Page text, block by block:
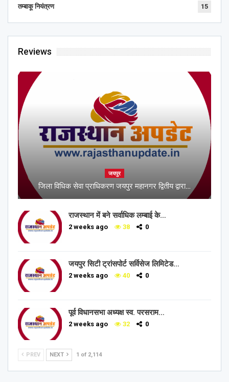
तम्बाकू नियंत्रण 15
Reviews
जयपुर
जिला विधिक सेवा प्राधिकरण जयपुर महानगर द्वितीय द्वारा…
राजस्थान में बने सर्वाधिक लम्बाई के…
2 weeks ago 38 0
जयपुर सिटी ट्रांसपोर्ट सर्विसेज लिमिटेड…
2 weeks ago 40 0
पूर्व विधानसभा अध्यक्ष स्व. परसराम…
2 weeks ago 32 0
PREV NEXT 1 of 2,114